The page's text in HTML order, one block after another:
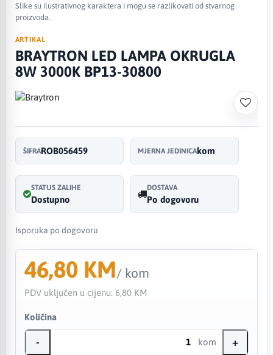
Slike su ilustrativnog karaktera i mogu se razlikovati od stvarnog
proizvoda.
ARTIKAL
BRAYTRON LED LAMPA OKRUGLA
8W 3000K BP13-30800
ŠIFRAROB056459 MJERNA JEDINICAkom
STATUS ZALIHE
Dostupno
DOSTAVA
Po dogovoru
Isporuka po dogovoru
46,80 KM/ kom
PDV uključen u cijenu: 6,80 KM
Količina
- kom +